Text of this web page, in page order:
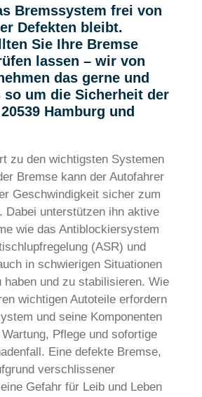
Bremssystem frei von
Defekten bleibt.
Sie Ihre Bremse
lassen – wir von
das gerne und
so um die Sicherheit der
Hamburg und
zu den wichtigsten Systemen
Bremse kann der Autofahrer
Geschwindigkeit sicher zum
Dabei unterstützen ihn aktive
wie das Antiblockiersystem
(ASR) und
in schwierigen Situationen
haben und zu stabilisieren. Wie
wichtigen Autoteile erfordern
und seine Komponenten
Pflege und sofortige
Eine defekte Bremse,
verschlissener
Gefahr für Leib und Leben